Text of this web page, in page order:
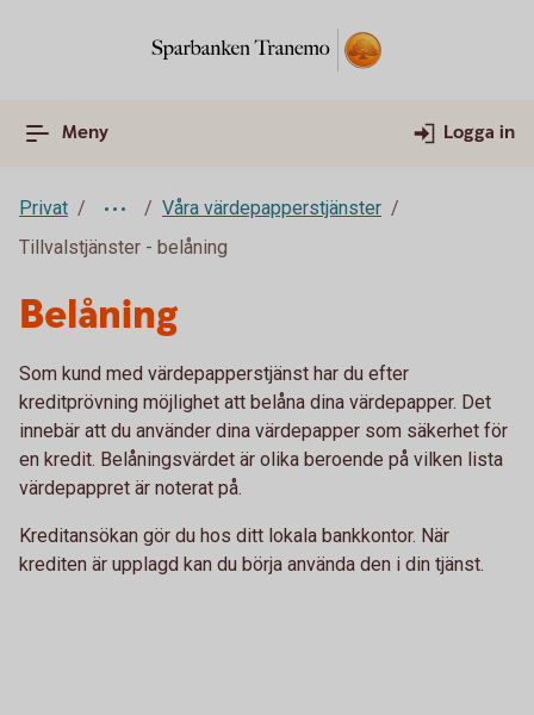
Meny Logga in
Privat
Våra värdepapperstjänster
Tillvalstjänster - belåning
Belåning
Som kund med värdepapperstjänst har du efter
kreditprövning möjlighet att belåna dina värdepapper. Det
innebär att du använder dina värdepapper som säkerhet för
en kredit. Belåningsvärdet är olika beroende på vilken lista
värdepappret är noterat på.
Kreditansökan gör du hos ditt lokala bankkontor. När
krediten är upplagd kan du börja använda den i din tjänst.